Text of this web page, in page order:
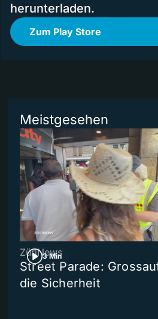
herunterladen.
Zum Play Store
Meistgesehen
3 Min
ZüriNews
Street Parade:
die Sicherheit